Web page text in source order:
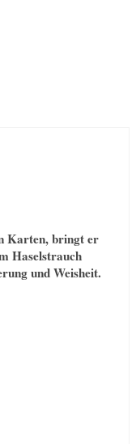
Karten, bringt er
Haselstrauch
und Weisheit.